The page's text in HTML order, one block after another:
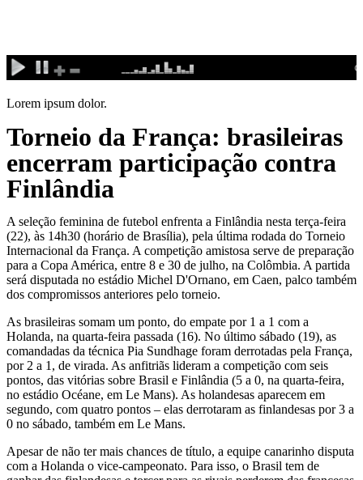
conteúdo
Lorem ipsum dolor.
Torneio da França: brasileiras
encerram participação contra
Finlândia
A seleção feminina de futebol enfrenta a Finlândia nesta terça-feira
(22), às 14h30 (horário de Brasília), pela última rodada do Torneio
Internacional da França. A competição amistosa serve de preparação
para a Copa América, entre 8 e 30 de julho, na Colômbia. A partida
será disputada no estádio Michel D'Ornano, em Caen, palco também
dos compromissos anteriores pelo torneio.
As brasileiras somam um ponto, do empate por 1 a 1 com a
Holanda, na quarta-feira passada (16). No último sábado (19), as
comandadas da técnica Pia Sundhage foram derrotadas pela França,
por 2 a 1, de virada. As anfitriãs lideram a competição com seis
pontos, das vitórias sobre Brasil e Finlândia (5 a 0, na quarta-feira,
no estádio Océane, em Le Mans). As holandesas aparecem em
segundo, com quatro pontos – elas derrotaram as finlandesas por 3 a
0 no sábado, também em Le Mans.
Apesar de não ter mais chances de título, a equipe canarinho disputa
com a Holanda o vice-campeonato. Para isso, o Brasil tem de